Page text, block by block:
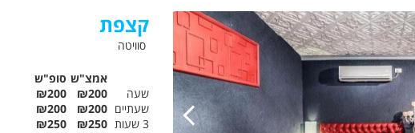
קצפת
סוויטה
אמצ"ש סופ"ש
שעה
₪200
₪200
שעתיים ₪200
₪200
3 שעות
₪250
₪250